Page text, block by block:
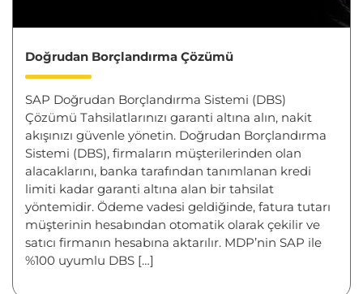
Doğrudan Borçlandırma Çözümü
SAP Doğrudan Borçlandırma Sistemi (DBS)
Çözümü Tahsilatlarınızı garanti altına alın, nakit
akışınızı güvenle yönetin. Doğrudan Borçlandırma
Sistemi (DBS), firmaların müşterilerinden olan
alacaklarını, banka tarafından tanımlanan kredi
limiti kadar garanti altına alan bir tahsilat
yöntemidir. Ödeme vadesi geldiğinde, fatura tutarı
müşterinin hesabından otomatik olarak çekilir ve
satıcı firmanın hesabına aktarılır. MDP’nin SAP ile
%100 uyumlu DBS […]